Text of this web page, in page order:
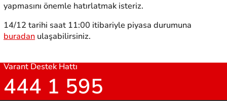
yapmasını önemle hatırlatmak isteriz.
14/12 tarihi saat 11:00 itibariyle piyasa durumuna
buradan ulaşabilirsiniz.
Varant Destek Hattı
444 1 595